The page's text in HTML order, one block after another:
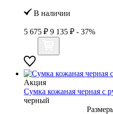
В наличии
5 675 ₽ 9 135 ₽ - 37%
Акция
Сумка кожаная черная с
черный